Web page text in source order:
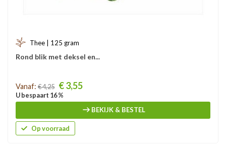
Thee | 125 gram
Rond blik met deksel en...
Prijs
Vanaf: € 4,25 € 3,55
U bespaart 16 %
BEKIJK & BESTEL
Op voorraad